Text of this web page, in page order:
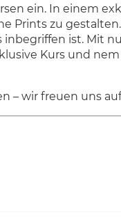
ein. In einem
Prints zu
ist. Mit
Kurs und
– wir freuen uns